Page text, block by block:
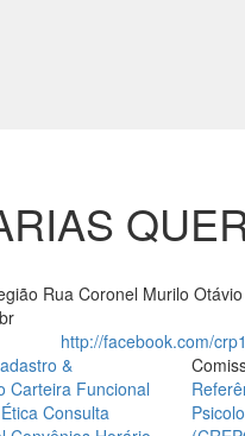
Rua Coronel Murilo
http://facebook.com/
&
Carteira Funcional
Consulta